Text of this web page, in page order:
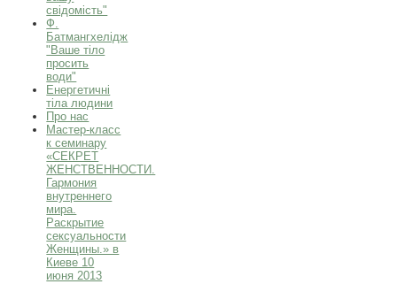
свідомість"
Ф.
Батмангхелідж
"Ваше тіло
просить
води"
Енергетичні
тіла людини
Про нас
Мастер-класс
к семинару
«СЕКРЕТ
ЖЕНСТВЕННОСТИ.
Гармония
внутреннего
мира.
Раскрытие
сексуальности
Женщины.» в
Киеве 10
июня 2013